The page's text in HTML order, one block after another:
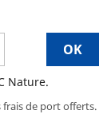
Nature.
de port offerts.